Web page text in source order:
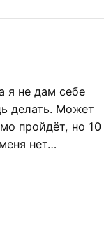
я не дам себе
делать. Может
пройдёт, но 10
нет…